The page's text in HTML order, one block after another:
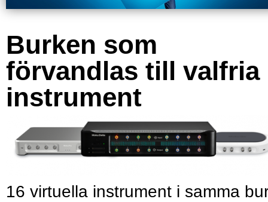
Burken som
förvandlas till valfria
instrument
16 virtuella instrument i samma